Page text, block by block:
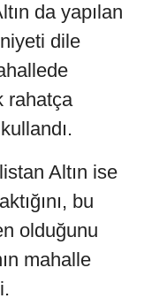
da yapılan
dile
rahatça
Altın ise
bu
olduğunu
mahalle